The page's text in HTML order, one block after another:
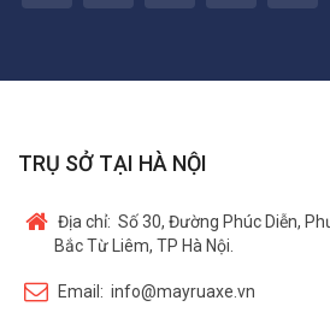
TRỤ SỞ TẠI HÀ NỘI
Địa chỉ: Số 30, Đường Phúc Diễn,
Bắc Từ Liêm, TP Hà Nội.
Email: info@mayruaxe.vn